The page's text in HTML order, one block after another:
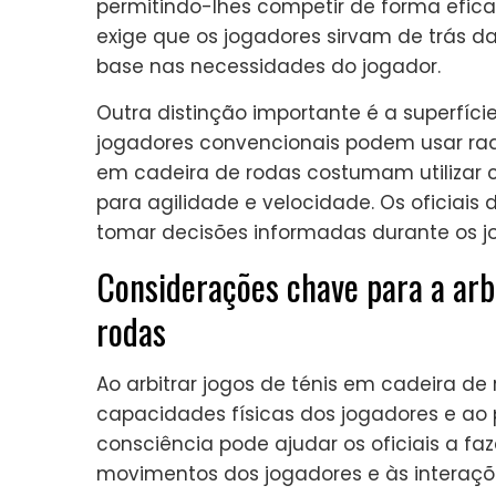
permitindo-lhes competir de forma
exige que os jogadores sirvam de trás
base nas necessidades do jogador.
Outra distinção importante é a
jogadores convencionais podem usar
em cadeira de rodas costumam utilizar
para agilidade e velocidade. Os
tomar decisões informadas durante os
Considerações chave para a
rodas
Ao arbitrar jogos de ténis em cadeira
capacidades físicas dos jogadores e
consciência pode ajudar os oficiais a
movimentos dos jogadores e às